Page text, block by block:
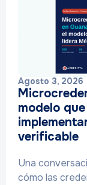
Agosto 3, 2026
modelo
verificable
Una
cómo las